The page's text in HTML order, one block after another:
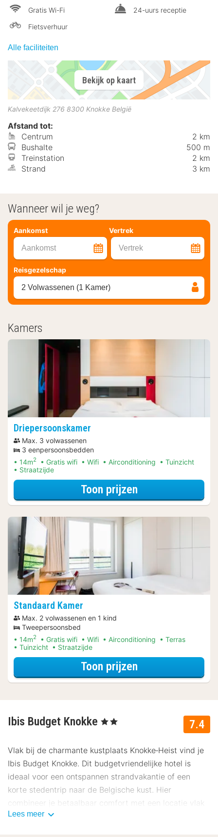
Gratis Wi-Fi
Fietsverhuur
24-uurs receptie
Alle faciliteiten
Bekijk op kaart
Kalvekeetdijk 276 8300 Knokke België
Afstand tot:
Centrum
2 km
Bushalte
500 m
Treinstation
2 km
Strand
3 km
Wanneer wil je weg?
Aankomst Vertrek
Aankomst Vertrek
Reisgezelschap
2 Volwassenen (1 Kamer)
Kamers
Driepersoonskamer
Max. 3 volwassenen
3 eenpersoonsbedden
14m2 Gratis wifi Wifi Airconditioning
Tuinzicht
Straatzijde
Toon prijzenvoor
Standaard Kamer
Max. 2 volwassenen en 1 kind
Tweepersoonsbed
14m2 Gratis wifi Wifi Airconditioning
Terras
Tuinzicht
Straatzijde
Toon prijzenvoor
7.4
Ibis Budget Knokke , 2 Sterren
Vlak bij de charmante kustplaats Knokke‑Heist vind je
Ibis Budget Knokke. Dit budgetvriendelijke hotel is
ideaal voor een ontspannen strandvakantie of een
korte stedentrip naar de Belgische kust. Hier
combineer je betaalbaar comfort met een locatie vlak
bij het polderlandschap, duinen en het uitgestrekte
Lees meer